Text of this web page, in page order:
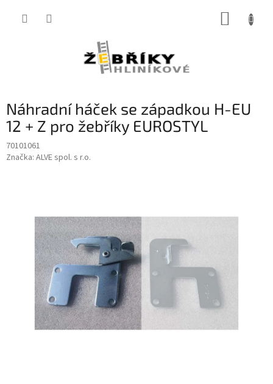
Náhradní háček se západkou H-EU
12 + Z pro žebříky EUROSTYL
70101061
Značka: ALVE spol. s r.o.